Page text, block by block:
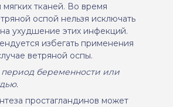
тканей. Во время
оспой нельзя исключать
ухудшение этих инфекций.
избегать применения
ветряной оспы.
беременности или
простагландинов может